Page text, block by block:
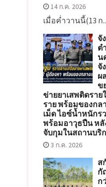
14 ก.ค. 2026
เมื่อค่ำวานนี้(13 ก
จั
ต
น
จั
ผ
ข
ข่ายยาเสพติดรา
ราย พร้อมของกล
เม็ด ไอซ์น้ำหนักร
พร้อมอาวุธปืน หลั
จับกุมในสถานบริก
3 ก.ค. 2026
ส
กั
ก